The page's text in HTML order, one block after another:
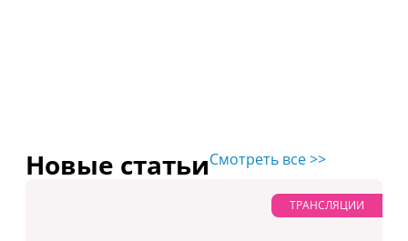
Новые статьиСмотреть все >>
ТРАНСЛЯЦИИ